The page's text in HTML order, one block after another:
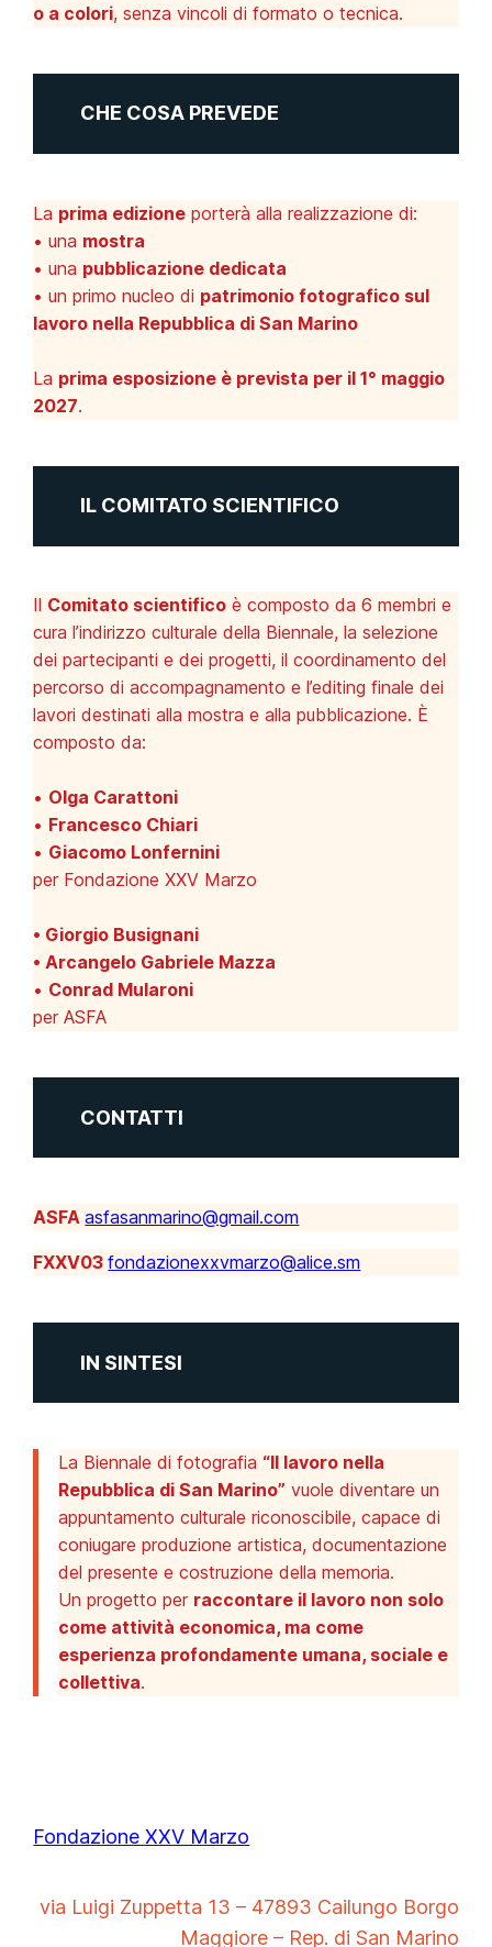
o a colori, senza vincoli di formato o tecnica.
CHE COSA PREVEDE
La prima edizione porterà alla realizzazione di:
• una mostra
• una pubblicazione dedicata
• un primo nucleo di patrimonio fotografico sul
lavoro nella Repubblica di San Marino
La prima esposizione è prevista per il 1° maggio
2027.
IL COMITATO SCIENTIFICO
Il Comitato scientifico è composto da 6 membri e
cura l’indirizzo culturale della Biennale, la selezione
dei partecipanti e dei progetti, il coordinamento del
percorso di accompagnamento e l’editing finale dei
lavori destinati alla mostra e alla pubblicazione. È
composto da:
• Olga Carattoni
• Francesco Chiari
• Giacomo Lonfernini
per Fondazione XXV Marzo
• Giorgio Busignani
• Arcangelo Gabriele Mazza
• Conrad Mularoni
per ASFA
CONTATTI
ASFAasfasanmarino@gmail.com
FXXV03fondazionexxvmarzo@alice.sm
IN SINTESI
La Biennale di fotografia “Il lavoro nella
Repubblica di San Marino” vuole diventare un
appuntamento culturale riconoscibile, capace di
coniugare produzione artistica, documentazione
del presente e costruzione della memoria.
Un progetto per raccontare il lavoro non solo
come attività economica, ma come
esperienza profondamente umana, sociale e
collettiva.
Fondazione XXV Marzo
via Luigi Zuppetta 13 – 47893 Cailungo Borgo
Maggiore – Rep. di San Marino